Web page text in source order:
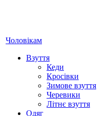
Чоловікам
Взуття
Кеди
Кросівки
Зимове взуття
Черевики
Літнє взуття
Одяг